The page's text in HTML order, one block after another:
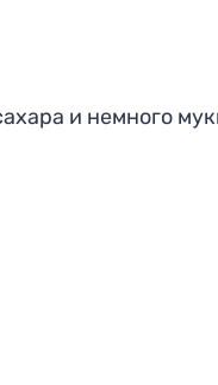
и немного